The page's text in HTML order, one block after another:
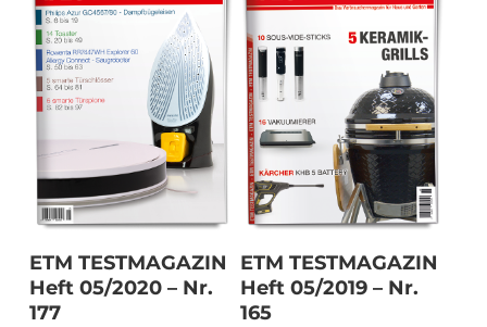
In den Warenkorb
ETM TESTMAGAZIN
Heft 05/2020 – Nr.
177
In den Warenkorb
ETM TESTMAGAZIN
Heft 05/2019 – Nr.
165